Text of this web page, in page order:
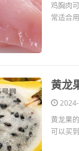
鸡胸肉
常适合
黄龙
黄龙果
可以买